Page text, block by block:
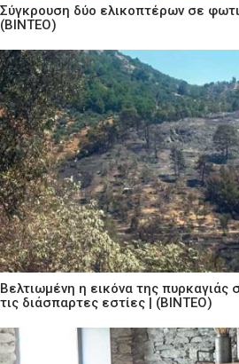
Σύγκρουση δύο ελικοπτέρων σε
(ΒΙΝΤΕΟ)
Βελτιωμένη η εικόνα της
τις διάσπαρτες εστίες | (ΒΙΝΤΕΟ)